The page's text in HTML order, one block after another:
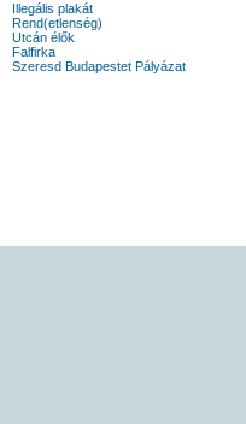
Illegális plakát
Rend(etlenség)
Utcán élők
Falfirka
Szeresd Budapestet Pályázat